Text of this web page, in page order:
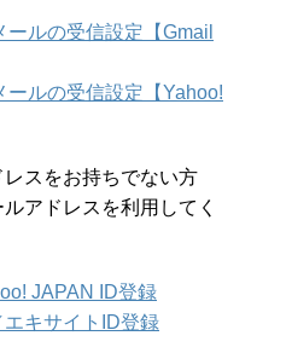
ルの受信設定【Gmail
ールの受信設定【Yahoo!
スをお持ちでない方
アドレスを利用してく
JAPAN ID登録
キサイトID登録